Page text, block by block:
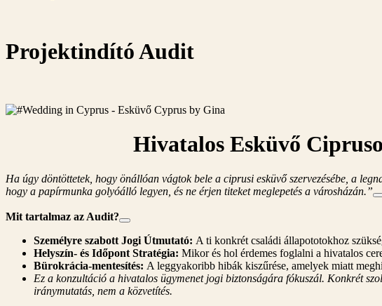
Projektindító Audit
Hivatalos Esküvő
Ha úgy döntöttetek, hogy önállóan vágtok bele a ciprusi esküvő szervezésébe, a
hogy a papírmunka golyóálló legyen, és ne érjen titeket meglepetés a városházán.”
Mit tartalmaz az Audit?
Személyre szabott Jogi Útmutató: A ti konkrét családi állapototokhoz
Helyszín- és Időpont Stratégia: Mikor és hol érdemes foglalni a hivatalos
Bürokrácia-mentesítés: A leggyakoribb hibák kiszűrése, amelyek miatt
Ez a konzultáció a hivatalos ügymenet jogi biztonságára fókuszál. Konkrét
iránymutatás, nem a közvetítés.